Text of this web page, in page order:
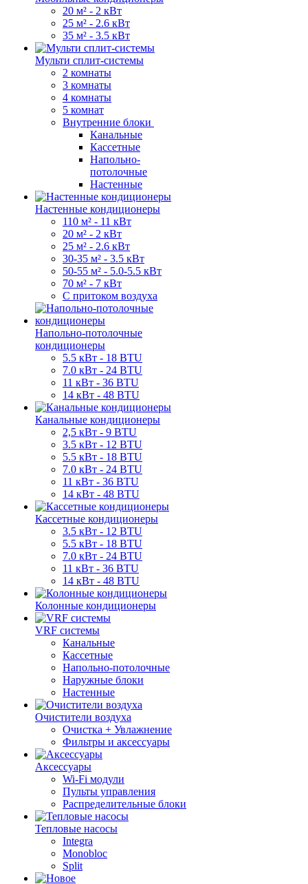
20 м² - 2 кВт
25 м² - 2.6 кВт
35 м² - 3.5 кВт
Мульти сплит-системы
2 комнаты
3 комнаты
4 комнаты
5 комнат
Внутренние блоки
Канальные
Кассетные
Напольно-
потолочные
Настенные
Настенные кондиционеры
110 м² - 11 кВт
20 м² - 2 кВт
25 м² - 2.6 кВт
30-35 м² - 3.5 кВт
50-55 м² - 5.0-5.5 кВт
70 м² - 7 кВт
С притоком воздуха
Напольно-потолочные
кондиционеры
5.5 кВт - 18 BTU
7.0 кВт - 24 BTU
11 кВт - 36 BTU
14 кВт - 48 BTU
Канальные кондиционеры
2,5 кВт - 9 BTU
3.5 кВт - 12 BTU
5.5 кВт - 18 BTU
7.0 кВт - 24 BTU
11 кВт - 36 BTU
14 кВт - 48 BTU
Кассетные кондиционеры
3.5 кВт - 12 BTU
5.5 кВт - 18 BTU
7.0 кВт - 24 BTU
11 кВт - 36 BTU
14 кВт - 48 BTU
Колонные кондиционеры
VRF системы
Канальные
Кассетные
Напольно-потолочные
Наружные блоки
Настенные
Очистители воздуха
Очистка + Увлажнение
Фильтры и аксессуары
Аксессуары
Wi-Fi модули
Пульты управления
Распределительные блоки
Тепловые насосы
Integra
Monobloc
Split